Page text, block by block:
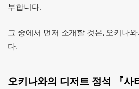
부합니다.
그 중에서 먼저 소개할 것은, 오키나
다.
오키나와의 디저트 정석 『사